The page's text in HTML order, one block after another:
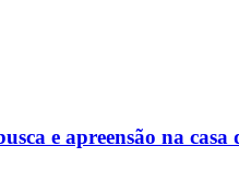
e apreensão na